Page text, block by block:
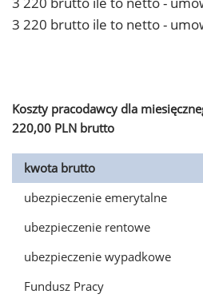
3 220 brutto ile to netto -
Koszty pracodawcy dla
220,00 PLN brutto
kwota brutto
ubezpieczenie emerytalne
ubezpieczenie rentowe
ubezpieczenie wypadkowe
Fundusz Pracy